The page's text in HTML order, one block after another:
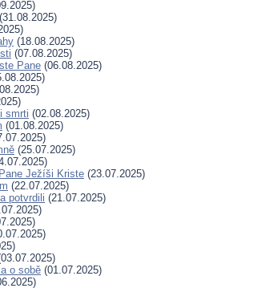
(31.08.2025)
(18.08.2025)
(07.08.2025)
Pane (06.08.2025)
smrti (02.08.2025)
(01.08.2025)
(25.07.2025)
Ježíši Kriste (23.07.2025)
(22.07.2025)
potvrdili (21.07.2025)
o sobě (01.07.2025)